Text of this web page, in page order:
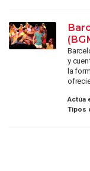
y
la
Actúa
Tipos